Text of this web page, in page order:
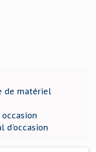
de matériel
d'occasion